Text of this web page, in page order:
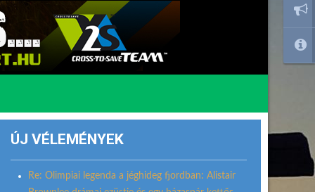
ÚJ VÉLEMÉNYEK
Re: Olimpiai legenda a jéghideg fjordban: Alistair